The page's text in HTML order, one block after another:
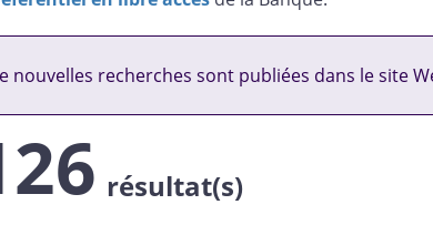
nouvelles recherches sont publiées dans le site
résultat(s)